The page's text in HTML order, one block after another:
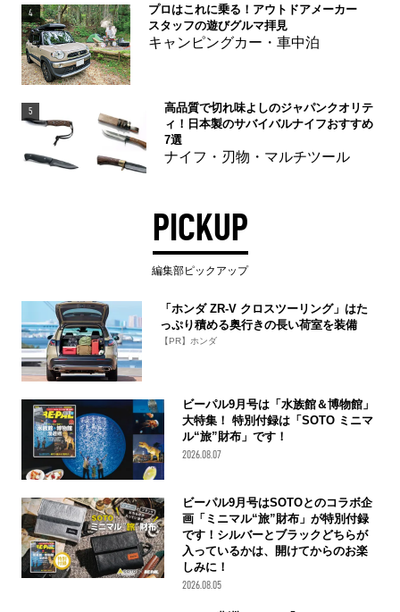
4
プロはこれに乗る！アウトドアメーカー
スタッフの遊びグルマ拝見
キャンピングカー・車中泊
5
高品質で切れ味よしのジャパンクオリテ
ィ！日本製のサバイバルナイフおすすめ
7選
ナイフ・刃物・マルチツール
PICKUP
編集部ピックアップ
「ホンダ ZR-V クロスツーリング」はた
っぷり積める奥行きの長い荷室を装備
【PR】ホンダ
ビーパル9月号は「水族館＆博物館」
大特集！ 特別付録は「SOTO ミニマ
ル“旅”財布」です！
2026.08.07
ビーパル9月号はSOTOとのコラボ企
画「ミニマル“旅”財布」が特別付録
です！シルバーとブラックどちらが
入っているかは、開けてからのお楽
しみに！
2026.08.05